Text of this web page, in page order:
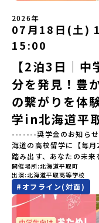
体験」のプログラム開催
ださい♪気になることや
い。👉 【LINE登録はこ
史の中で積み重ねられ
い”が、この町には残っ
「日本の20世紀遺産」
町です。さらに、有田
棚田（たなだ）」や「名
「竜門峡（りゅうもん
ような自然も広がり、
会える場所です。そん
町を歩きながら学ぶフ
わる職人、町で暮らす
と交流しながら「伝統的
緒に探求できます。た
なんだろう？” “自分だ
に考える時間も、この
会う人や体験が、自分
せん。この町でしかでき
でみませんか？体験のお
定）＜１日目＞（PM）
「有田工業高校見学」 -
なび場を体験 -デザイ
2026年
07月18日(土)
15:00
【2泊3日｜
分を発見！豊
の繋がりを体
学in北海道平
-------奨学金のお知ら
海道の高校留学に【毎
踏み出す、あなたの未
---------------------------
部以上販売された大人気
に登場する町！北海道
してみませんか？「地
学してみたい！」「ア
開催場所 北海道平取町
出演 北海道平取高等学校
#オフライン(対面)